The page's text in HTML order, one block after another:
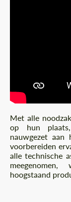
Met alle
op hun
nauwgezet
voorbereiden
alle technische
hoogstaand